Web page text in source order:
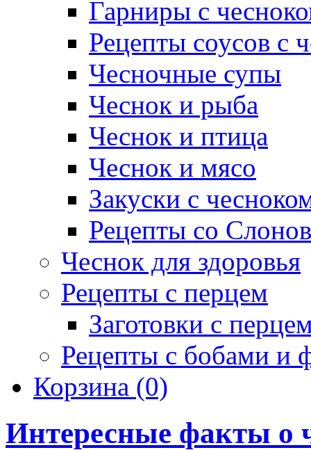
Гарниры с
Рецепты соусов с
Чесночные супы
Чеснок и рыба
Чеснок и птица
Чеснок и мясо
Закуски с
Рецепты со
Чеснок для здоровья
Рецепты с перцем
Заготовки с
Рецепты с бобами и
Корзина (0)
Интересные факты о